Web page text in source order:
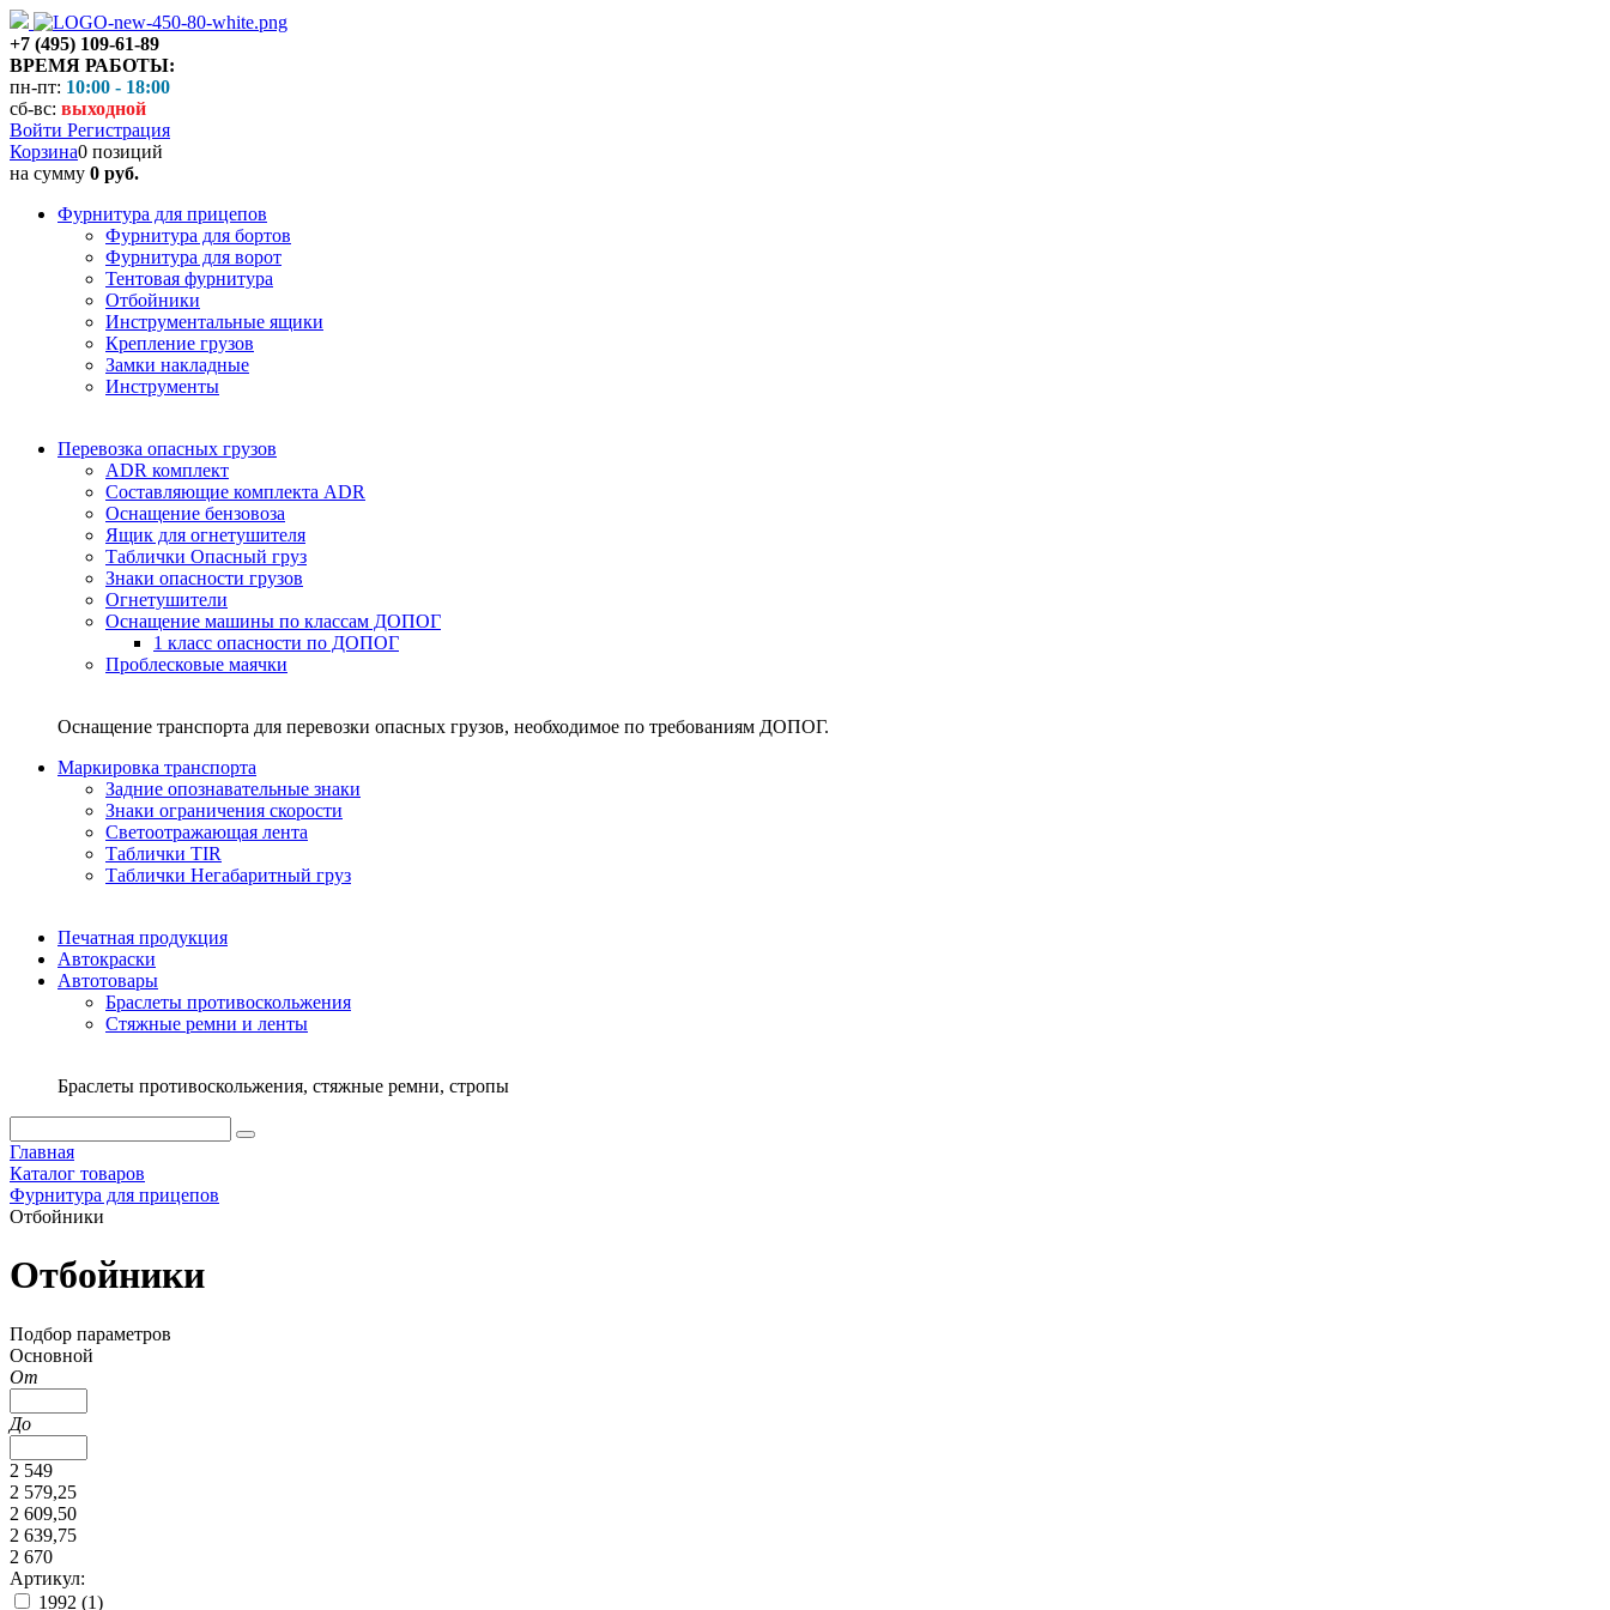
+7 (495) 109-61-89
ВРЕМЯ РАБОТЫ:
пн-пт: 10:00 - 18:00
сб-вс: выходной
Войти Регистрация
Корзина0 позиций
на сумму 0 руб.
Фурнитура для прицепов
Фурнитура для бортов
Фурнитура для ворот
Тентовая фурнитура
Отбойники
Инструментальные ящики
Крепление грузов
Замки накладные
Инструменты
Перевозка опасных грузов
ADR комплект
Составляющие комплекта ADR
Оснащение бензовоза
Ящик для огнетушителя
Таблички Опасный груз
Знаки опасности грузов
Огнетушители
Оснащение машины по классам ДОПОГ
1 класс опасности по ДОПОГ
Проблесковые маячки
Оснащение транспорта для перевозки опасных грузов, необходимое по требованиям ДОПОГ.
Маркировка транспорта
Задние опознавательные знаки
Знаки ограничения скорости
Светоотражающая лента
Таблички TIR
Таблички Негабаритный груз
Печатная продукция
Автокраски
Автотовары
Браслеты противоскольжения
Стяжныe ремни и ленты
Браслеты противоскольжения, стяжные ремни, стропы
Главная
Каталог товаров
Фурнитура для прицепов
Отбойники
Отбойники
Подбор параметров
Основной
От
До
2 549
2 579,25
2 609,50
2 639,75
2 670
Артикул:
1992 (1)